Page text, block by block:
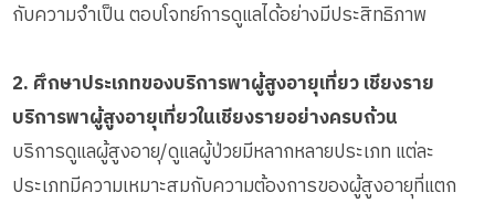
กับความจำเป็น ตอบโจทย์การดูแลได้อย่างมีประสิทธิภาพ
2. ศึกษาประเภทของบริการพาผู้สูงอายุเที่ยว เชียงราย
บริการพาผู้สูงอายุเที่ยวในเชียงรายอย่างครบถ้วน
บริการดูแลผู้สูงอายุ/ดูแลผู้ป่วยมีหลากหลายประเภท แต่ละ
ประเภทมีความเหมาะสมกับความต้องการของผู้สูงอายุที่แตก